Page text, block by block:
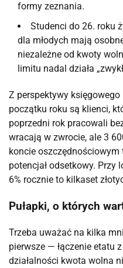
formy zeznania.
Studenci do 26. roku
dla młodych mają
niezależne od kwoty
limitu nadal działa
Z perspektywy
początku roku są klienci,
poprzedni rok pracowali
wracają w zwrocie, ale 3
koncie
potencjał odsetkowy.
6% rocznie to kilkaset
Pułapki, o których
Trzeba uważać na kilka
pierwsze — łączenie etatu
działalności kwota wolna